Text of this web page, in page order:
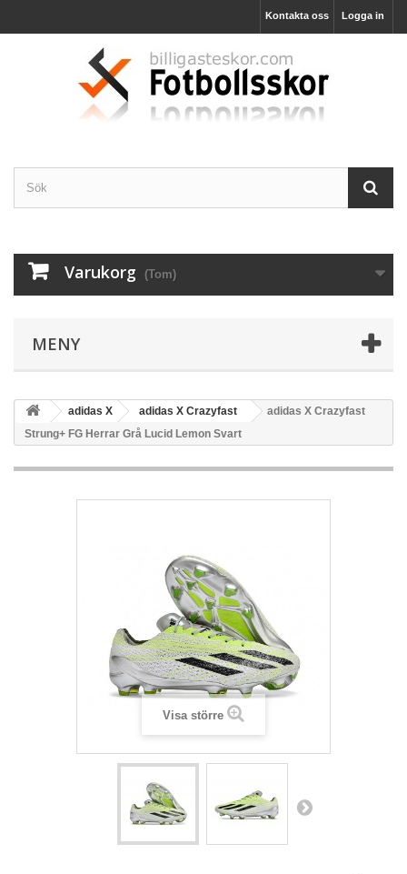
Logga in
Kontakta oss
Varukorg (Tom)
MENY
adidas X adidas X Crazyfast
adidas X Crazyfast
Strung+ FG Herrar Grå Lucid Lemon Svart
Visa större